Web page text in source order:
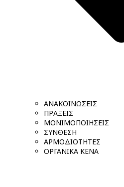
ΑΝΑΚΟΙΝΩΣΕΙΣ
ΠΡΑΞΕΙΣ
ΜΟΝΙΜΟΠΟΙΗΣΕΙΣ
ΣΥΝΘΕΣΗ
ΑΡΜΟΔΙΟΤΗΤΕΣ
ΟΡΓΑΝΙΚΑ ΚΕΝΑ